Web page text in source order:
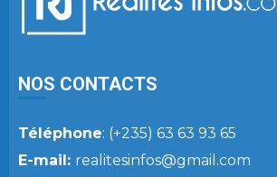
NOS CONTACTS
Téléphone: (+235) 63 63 93 65
E-mail: realitesinfos@gmail.com